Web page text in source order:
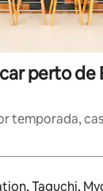
perto de
temporada,
estiverem